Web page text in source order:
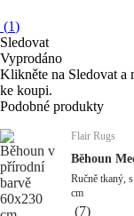
(1)
Sledovat
Vyprodáno
Klikněte na Sledovat a
ke koupi.
Podobné produkty
Flair Rugs
Běhoun
Ručně tkaný,
cm
(7)